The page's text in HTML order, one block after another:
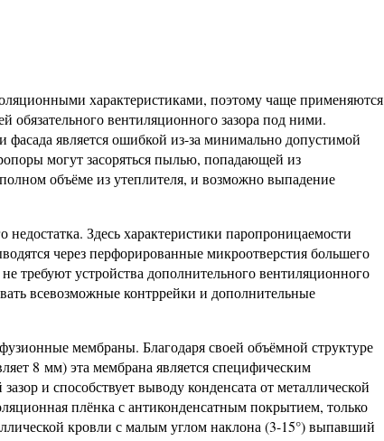
характеристиками, поэтому чаще применяются
вентиляционного зазора под ними.
является ошибкой из-за минимально допустимой
могут засоряться пылью, попадающей из
объёме из утеплителя, и возможно выпадение
Здесь характеристики паропроницаемости
через перфорированные микроотверстия большего
требуют устройства дополнительного вентиляционного
всевозможные контррейки и дополнительные
мембраны. Благодаря своей объёмной структуре
8 мм) эта мембрана является специфическим
и способствует выводу конденсата от металлической
плёнка с антиконденсатным покрытием, только
кровли с малым углом наклона (3-15°) выпавший